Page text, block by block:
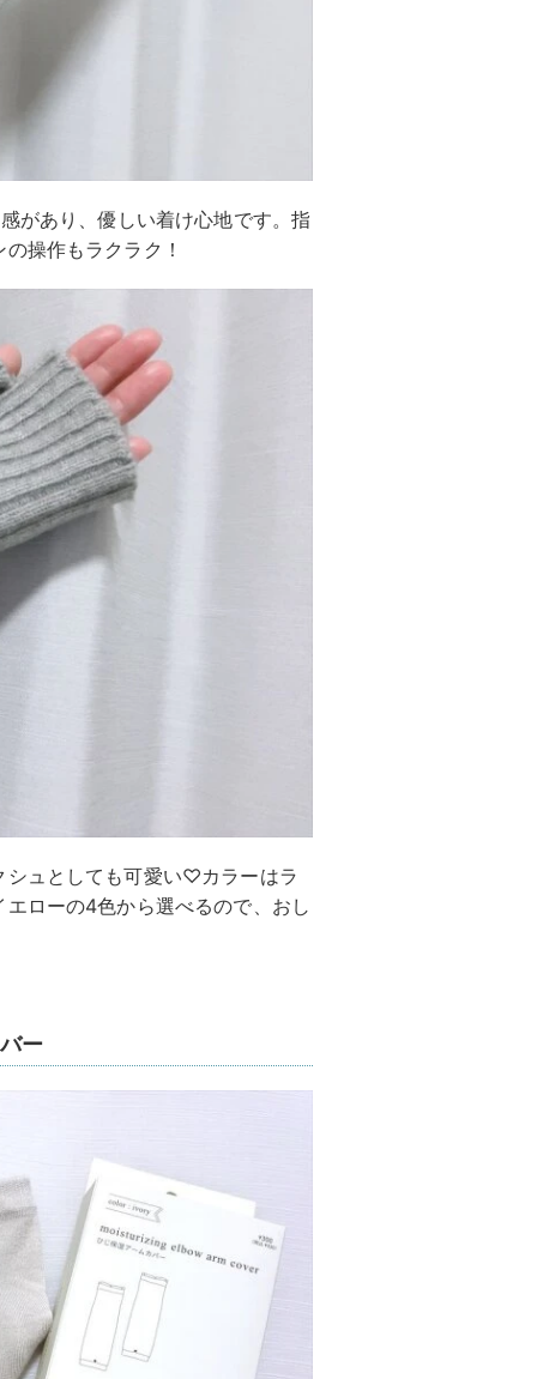
があり、優しい着け心地です。指
操作もラクラク！
シュとしても可愛い♡カラーはラ
ローの4色から選べるので、おし
ー